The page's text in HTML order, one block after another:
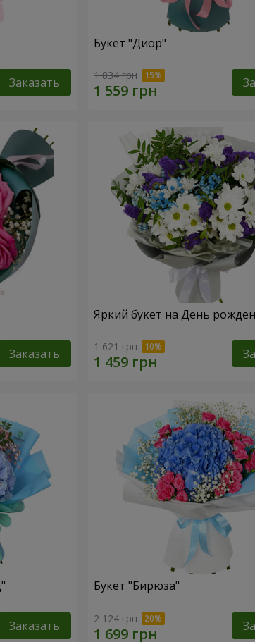
Заказать
Букет "Диор"
1 834 грн
Заказать
Яркий букет на День
1 621 грн
Заказать
Букет "Бирюза"
2 124 грн